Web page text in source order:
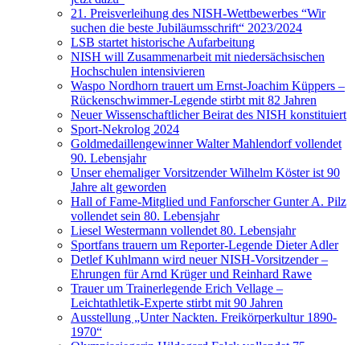
21. Preisverleihung des NISH-Wettbewerbes “Wir
suchen die beste Jubiläumsschrift“ 2023/2024
LSB startet historische Aufarbeitung
NISH will Zusammenarbeit mit niedersächsischen
Hochschulen intensivieren
Waspo Nordhorn trauert um Ernst-Joachim Küppers –
Rückenschwimmer-Legende stirbt mit 82 Jahren
Neuer Wissenschaftlicher Beirat des NISH konstituiert
Sport-Nekrolog 2024
Goldmedaillengewinner Walter Mahlendorf vollendet
90. Lebensjahr
Unser ehemaliger Vorsitzender Wilhelm Köster ist 90
Jahre alt geworden
Hall of Fame-Mitglied und Fanforscher Gunter A. Pilz
vollendet sein 80. Lebensjahr
Liesel Westermann vollendet 80. Lebensjahr
Sportfans trauern um Reporter-Legende Dieter Adler
Detlef Kuhlmann wird neuer NISH-Vorsitzender –
Ehrungen für Arnd Krüger und Reinhard Rawe
Trauer um Trainerlegende Erich Vellage –
Leichtathletik-Experte stirbt mit 90 Jahren
Ausstellung „Unter Nackten. Freikörperkultur 1890-
1970“